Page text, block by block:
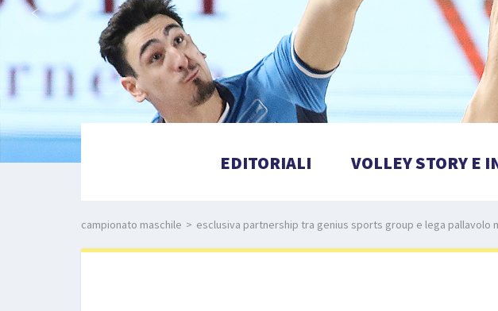
‹
EDITORIALI VOLLEY STORY E
campionato maschile > esclusiva partnership tra genius sports group e lega pallavolo